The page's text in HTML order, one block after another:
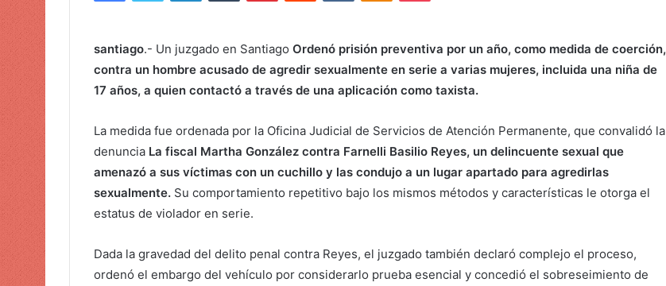
u
n
c
r
r
e
o
e
santiago.- Un juzgado en Santiago Ordenó prisión preventiva por un año, como medida de coerción,
contra un hombre acusado de agredir sexualmente en serie a varias mujeres, incluida una niña de
17 años, a quien contactó a través de una aplicación como taxista.
La medida fue ordenada por la Oficina Judicial de Servicios de Atención Permanente, que convalidó la
denuncia La fiscal Martha González contra Farnelli Basilio Reyes, un delincuente sexual que
amenazó a sus víctimas con un cuchillo y las condujo a un lugar apartado para agredirlas
sexualmente. Su comportamiento repetitivo bajo los mismos métodos y características le otorga el
estatus de violador en serie.
Dada la gravedad del delito penal contra Reyes, el juzgado también declaró complejo el proceso,
ordenó el embargo del vehículo por considerarlo prueba esencial y concedió el sobreseimiento de